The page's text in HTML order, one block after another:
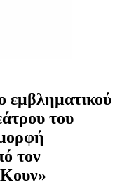
εμβληματικού
του
τον